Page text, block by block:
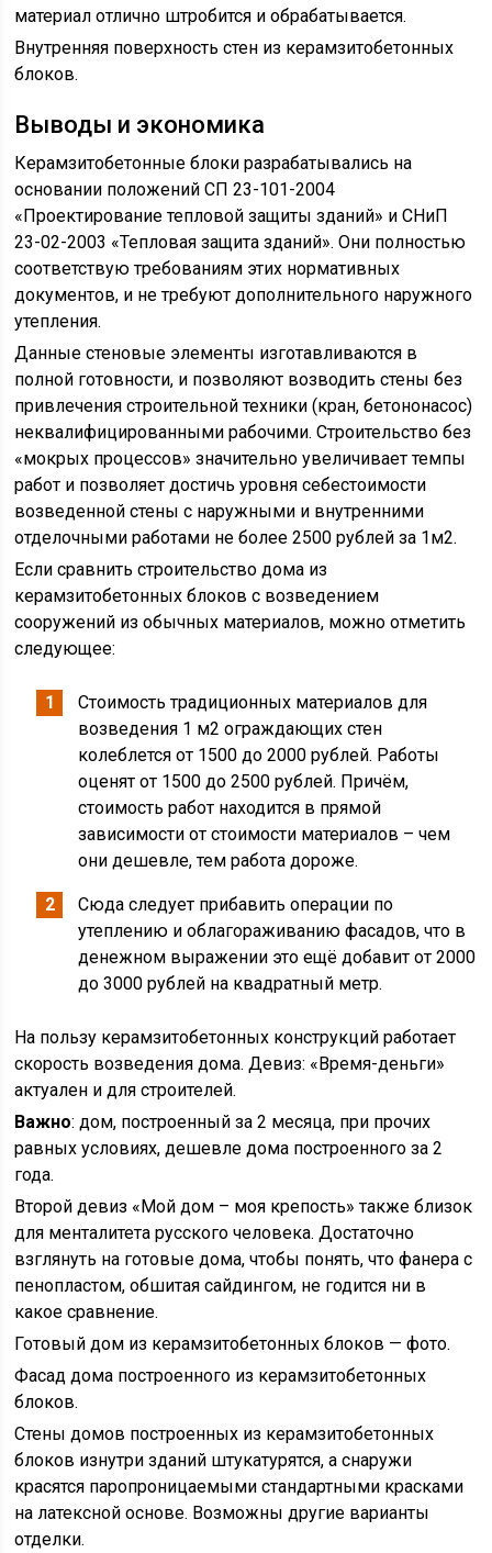
материал отлично штробится и обрабатывается.
Внутренняя поверхность стен из керамзитобетонных
блоков.
Выводы и экономика
Керамзитобетонные блоки разрабатывались на
основании положений СП 23-101-2004
«Проектирование тепловой защиты зданий» и СНиП
23-02-2003 «Тепловая защита зданий». Они полностью
соответствую требованиям этих нормативных
документов, и не требуют дополнительного наружного
утепления.
Данные стеновые элементы изготавливаются в
полной готовности, и позволяют возводить стены без
привлечения строительной техники (кран, бетононасос)
неквалифицированными рабочими. Строительство без
«мокрых процессов» значительно увеличивает темпы
работ и позволяет достичь уровня себестоимости
возведенной стены с наружными и внутренними
отделочными работами не более 2500 рублей за 1м2.
Если сравнить строительство дома из
керамзитобетонных блоков с возведением
сооружений из обычных материалов, можно отметить
следующее:
Стоимость традиционных материалов для
возведения 1 м2 ограждающих стен
колеблется от 1500 до 2000 рублей. Работы
оценят от 1500 до 2500 рублей. Причём,
стоимость работ находится в прямой
зависимости от стоимости материалов – чем
они дешевле, тем работа дороже.
Сюда следует прибавить операции по
утеплению и облагораживанию фасадов, что в
денежном выражении это ещё добавит от 2000
до 3000 рублей на квадратный метр.
На пользу керамзитобетонных конструкций работает
скорость возведения дома. Девиз: «Время-деньги»
актуален и для строителей.
Важно: дом, построенный за 2 месяца, при прочих
равных условиях, дешевле дома построенного за 2
года.
Второй девиз «Мой дом – моя крепость» также близок
для менталитета русского человека. Достаточно
взглянуть на готовые дома, чтобы понять, что фанера с
пенопластом, обшитая сайдингом, не годится ни в
какое сравнение.
Готовый дом из керамзитобетонных блоков — фото.
Фасад дома построенного из керамзитобетонных
блоков.
Стены домов построенных из керамзитобетонных
блоков изнутри зданий штукатурятся, а снаружи
красятся паропроницаемыми стандартными красками
на латексной основе. Возможны другие варианты
отделки.